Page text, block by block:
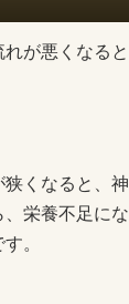
が悪くなると
くなると、神
栄養不足にな
。